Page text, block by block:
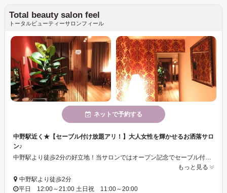
Total beauty salon feel
トータルビューティーサロンフィール
ネットで予約する
中野駅近く★【セーブル付け放題アリ！】大人女性を輝かせるお洒落サロ
ン♪
中野駅より徒歩2分の好立地！当サロンではオープン記念でセーブル付け放題を¥4,480で実施中☆高品質のセーブルのみを使用しているので付け心地の軽さが大好評です！！もちろんカールや長さもご自由に選んで頂けます♪高い技術でお客様の理想の目元を実現いたします･･･！
もっと見る
中野駅より徒歩2分
平日 12:00～21:00 土日祝 11:00～20:00